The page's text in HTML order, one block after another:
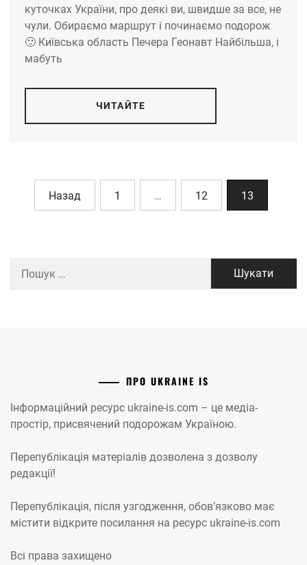
куточках України, про деякі ви, швидше за все, не
чули. Обираємо маршрут і починаємо подорож
🙂 Київська область Печера Геонавт Найбільша, і
мабуть
ЧИТАЙТЕ
Назад 1 … 12 13
ПРО UKRAINE IS
Інформаційний ресурс ukraine-is.com – це медіа-
простір, присвячений подорожам Україною.
Перепублікація матеріалів дозволена з дозволу
редакції!
Перепублікація, після узгодження, обов’язково має
містити відкрите посилання на ресурс ukraine-is.com
Всі права захищено